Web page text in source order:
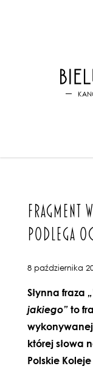
FRAGMENT
PODLEGA
8 października
Słynna fraza
jakiego” to
której słowa
Polskie